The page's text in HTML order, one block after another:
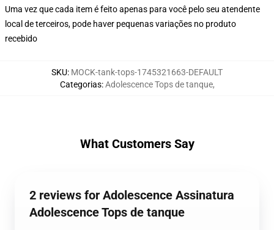
Uma vez que cada item é feito apenas para você pelo seu atendente
local de terceiros, pode haver pequenas variações no produto
recebido
SKU: MOCK-tank-tops-1745321663-DEFAULT
Categorias:Adolescence Tops de tanque,
What Customers Say
2 reviews for Adolescence Assinatura
Adolescence Tops de tanque